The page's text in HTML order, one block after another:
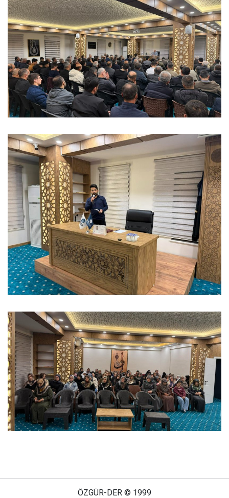
ÖZGÜR-DER © 1999